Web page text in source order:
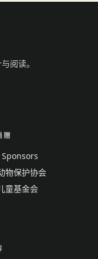
阅读。
赠
物保护协会
童基金会